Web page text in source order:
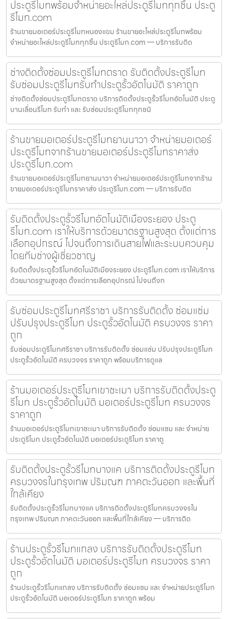
ประตูรีโมทพร้อมจำหน่ายอะไหล่ประตูรีโมททุกชิ้น ประตู
รีโมท.com
ร้านขายมอเตอร์ประตูรีโมทหนองแขม ร้านขายอะไหล่ประตูรีโมทพร้อม
จำหน่ายอะไหล่ประตูรีโมททุกชิ้น ประตูรีโมท.com — บริการรับติด
ช่างติดตั้งซ่อมประตูรีโมทตราด รับติดตั้งประตูรีโมท
รับซ่อมประตูรีโมทรับทำประตูรั้วอัตโนมัติ ราคาถูก
ช่างติดตั้งซ่อมประตูรีโมทตราด บริการติดตั้งประตูรั้วรีโมทอัตโนมัติ ประตู
บานเลื่อนรีโมท รับทำ และ รับซ่อมประตูรีโมททุกชนิ
ร้านขายมอเตอร์ประตูรีโมทยานนาวา จำหน่ายมอเตอร์
ประตูรีโมทจากร้านขายมอเตอร์ประตูรีโมทราคาส่ง
ประตูรีโมท.com
ร้านขายมอเตอร์ประตูรีโมทยานนาวา จำหน่ายมอเตอร์ประตูรีโมทจากร้าน
ขายมอเตอร์ประตูรีโมทราคาส่ง ประตูรีโมท.com — บริการรับติด
รับติดตั้งประตูรั้วรีโมทอัตโนมัติเมืองระยอง ประตู
รีโมท.com เราให้บริการด้วยมาตรฐานสูงสุด ตั้งแต่การ
เลือกอุปกรณ์ ไปจนถึงการเดินสายไฟและระบบควบคุม
โดยทีมช่างผู้เชี่ยวชาญ
รับติดตั้งประตูรั้วรีโมทอัตโนมัติเมืองระยอง ประตูรีโมท.com เราให้บริการ
ด้วยมาตรฐานสูงสุด ตั้งแต่การเลือกอุปกรณ์ ไปจนถึงก
รับซ่อมประตูรีโมทศรีราชา บริการรับติดตั้ง ซ่อมแซ่ม
ปรับปรุงประตูรีโมท ประตูรั้วอัตโนมัติ ครบวงจร ราคา
ถูก
รับซ่อมประตูรีโมทศรีราชา บริการรับติดตั้ง ซ่อมแซ่ม ปรับปรุงประตูรีโมท
ประตูรั้วอัตโนมัติ ครบวงจร ราคาถูก พร้อมบริการดูแล
ร้านมอเตอร์ประตูรีโมทเขาชะเมา บริการรับติดตั้งประตู
รีโมท ประตูรั้วอัตโนมัติ มอเตอร์ประตูรีโมท ครบวงจร
ราคาถูก
ร้านมอเตอร์ประตูรีโมทเขาชะเมา บริการรับติดตั้ง ซ่อมแซม และ จำหน่าย
ประตูรีโมท ประตูรั้วอัตโนมัติ มอเตอร์ประตูรีโมท ราคาถู
รับติดตั้งประตูรั้วรีโมทบางแค บริการติดตั้งประตูรีโมท
ครบวงจรในกรุงเทพ ปริมณฑ ภาคตะวันออก และพื้นที่
ใกล้เคียง
รับติดตั้งประตูรั้วรีโมทบางแค บริการติดตั้งประตูรีโมทครบวงจรใน
กรุงเทพ ปริมณฑ ภาคตะวันออก และพื้นที่ใกล้เคียง — บริการติด
ร้านประตูรั้วรีโมทแกลง บริการรับติดตั้งประตูรีโมท
ประตูรั้วอัตโนมัติ มอเตอร์ประตูรีโมท ครบวงจร ราคา
ถูก
ร้านประตูรั้วรีโมทแกลง บริการรับติดตั้ง ซ่อมแซม และ จำหน่ายประตูรีโมท
ประตูรั้วอัตโนมัติ มอเตอร์ประตูรีโมท ราคาถูก พร้อม